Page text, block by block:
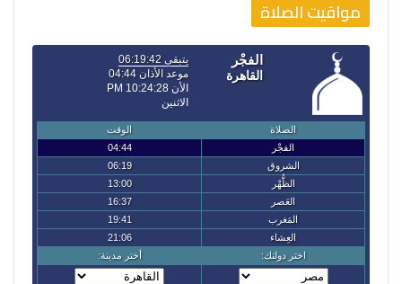
مواقيت الصلاة